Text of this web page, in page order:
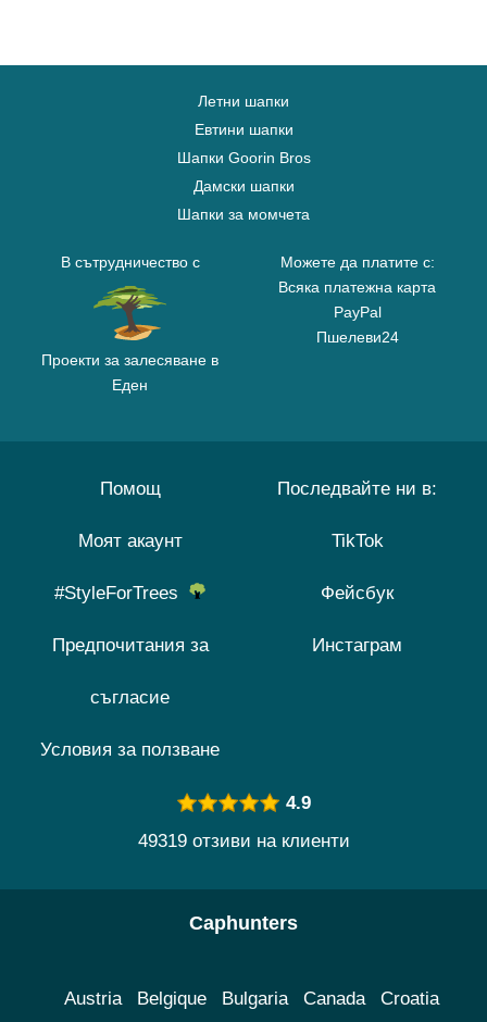
Летни шапки
Евтини шапки
Шапки Goorin Bros
Дамски шапки
Шапки за момчета
В сътрудничество с
Проекти за залесяване в
Еден
Можете да платите с:
Всяка платежна карта
PayPal
Пшелеви24
Помощ
Моят акаунт
#StyleForTrees
Предпочитания за
съгласие
Условия за ползване
Последвайте ни в:
TikTok
Фейсбук
Инстаграм
4.9
49319 отзиви на клиенти
Caphunters
Austria Belgique Bulgaria Canada Croatia